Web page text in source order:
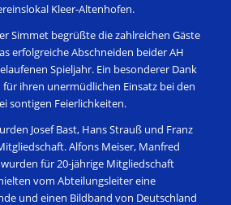
Kleer-Altenhofen.
Simmet begrüßte die zahlreichen Gäste
erfolgreiche Abschneiden beider AH
Spieljahr. Ein besonderer Dank
ihren unermüdlichen Einsatz bei den
sontigen Feierlichkeiten.
Josef Bast, Hans Strauß und Franz
Alfons Meiser, Manfred
für 20-jährige Mitgliedschaft
vom Abteilungsleiter eine
und einen Bildband von Deutschland